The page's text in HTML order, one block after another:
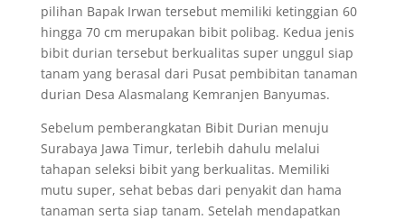
pilihan Bapak Irwan tersebut memiliki ketinggian 60
hingga 70 cm merupakan bibit polibag. Kedua jenis
bibit durian tersebut berkualitas super unggul siap
tanam yang berasal dari Pusat pembibitan tanaman
durian Desa Alasmalang Kemranjen Banyumas.
Sebelum pemberangkatan Bibit Durian menuju
Surabaya Jawa Timur, terlebih dahulu melalui
tahapan seleksi bibit yang berkualitas. Memiliki
mutu super, sehat bebas dari penyakit dan hama
tanaman serta siap tanam. Setelah mendapatkan